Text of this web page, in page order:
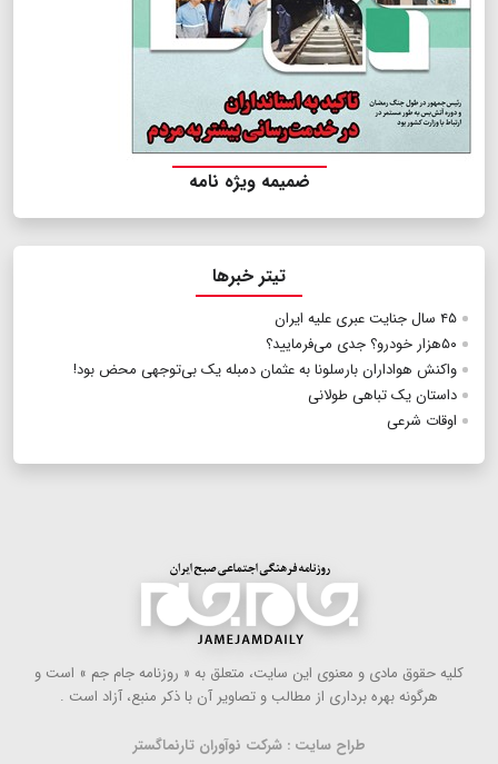
ضمیمه ویژه نامه
تیتر خبرها
۴۵ سال جنایت عبری علیه ایران
۵۰هزار خودرو؟ جدی‌ می‌فرمایید؟
واکنش هواداران بارسلونا به عثمان دمبله یک بی‌توجهی محض بود!
داستان یک تباهی طولانی
اوقات شرعی
كلیه حقوق مادی و معنوی این سایت، متعلق به « روزنامه جام جم » است و
هرگونه بهره ‌برداری از مطالب و تصاویر آن با ذكر منبع، آزاد است .
طراح سایت : شرکت نوآوران تارنماگستر